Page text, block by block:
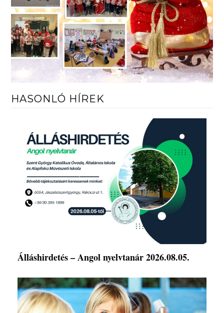
HASONLÓ HÍREK
Álláshirdetés – Angol nyelvtanár 2026.08.05.